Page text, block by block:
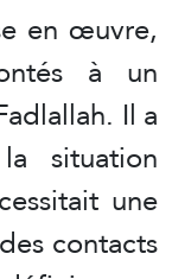
en œuvre,
à un
Il a
situation
une
contacts